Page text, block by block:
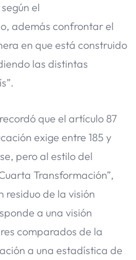
el
además confrontar el
en que está construido
las distintas
que el artículo 87
exige entre 185 y
pero al estilo del
Transformación”,
residuo de la visión
a una visión
comparados de la
a una estadística de